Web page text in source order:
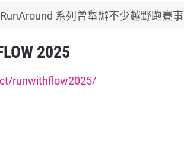
RunAround 系列曾舉辦不少越野跑賽事
2025
runwithflow2025/